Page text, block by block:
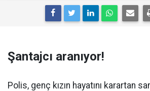
Şantajcı aranıyor!
Polis, genç kızın hayatını karartan